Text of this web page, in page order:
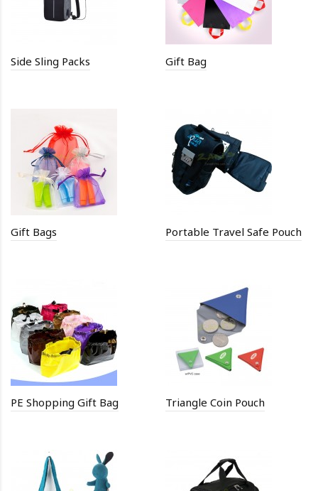
Side Sling Packs Gift Bag
Gift Bags Portable Travel Safe Pouch
PE Shopping Gift Bag Triangle Coin Pouch